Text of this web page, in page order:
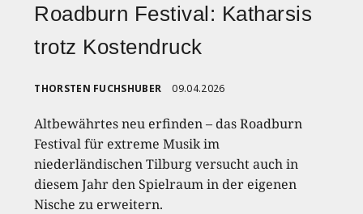
Roadburn Festival: Katharsis
trotz Kostendruck
THORSTEN FUCHSHUBER 09.04.2026
Altbewährtes neu erfinden – das Roadburn
Festival für extreme Musik im
niederländischen Tilburg versucht auch in
diesem Jahr den Spielraum in der eigenen
Nische zu erweitern.